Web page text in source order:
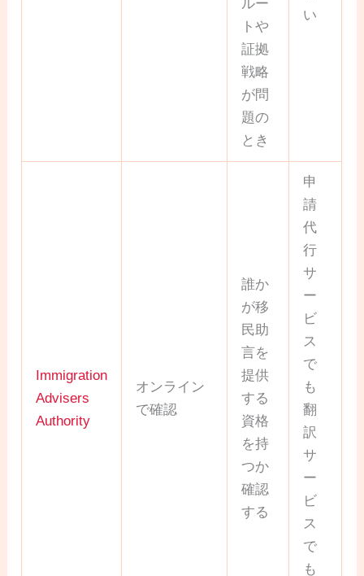
ルー
トや
証拠
戦略
が問
題の
とき
い
Immigration
Advisers
Authority
オンライン
で確認
誰か
が移
民助
言を
提供
する
資格
を持
つか
確認
する
申
請
代
行
サ
ー
ビ
ス
で
も
翻
訳
サ
ー
ビ
ス
で
も